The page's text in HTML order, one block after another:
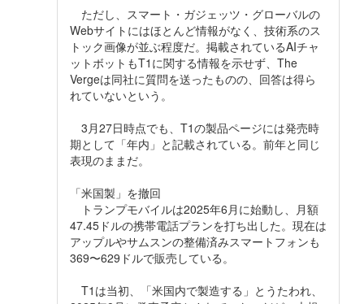
ただし、スマート・ガジェッツ・グローバルの
Webサイトにはほとんど情報がなく、技術系のス
トック画像が並ぶ程度だ。掲載されているAIチャ
ットボットもT1に関する情報を示せず、The
Vergeは同社に質問を送ったものの、回答は得ら
れていないという。
3月27日時点でも、T1の製品ページには発売時
期として「年内」と記載されている。前年と同じ
表現のままだ。
「米国製」を撤回
トランプモバイルは2025年6月に始動し、月額
47.45ドルの携帯電話プランを打ち出した。現在は
アップルやサムスンの整備済みスマートフォンも
369〜629ドルで販売している。
T1は当初、「米国内で製造する」とうたわれ、